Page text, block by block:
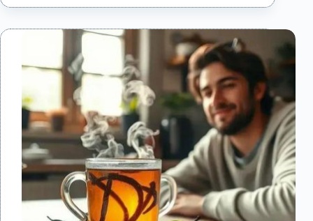
folha
manga:
mitos
e
cuidados
segundo
a
ciência